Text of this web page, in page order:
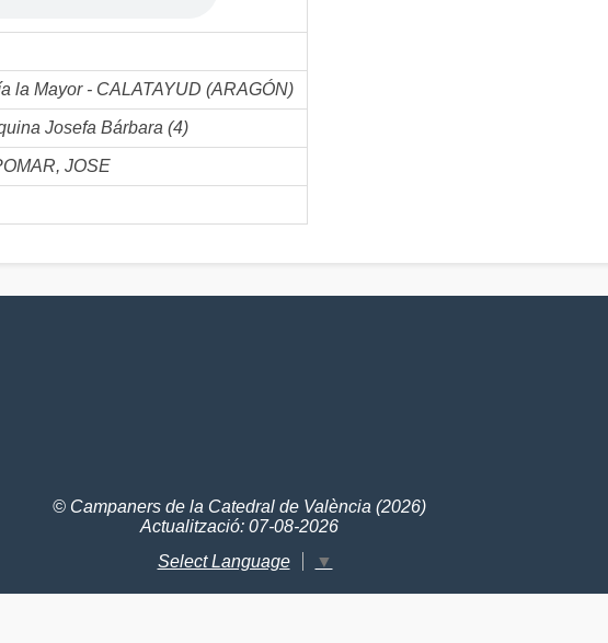
la Mayor - CALATAYUD (ARAGÓN)
Josefa Bárbara (4)
JOSE
© Campaners de la Catedral de València (2026)
Actualització: 07-08-2026
Select Language
▼